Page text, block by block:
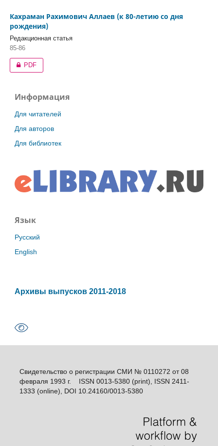
Кахраман Рахимович Аллаев (к 80-летию со дня
рождения)
Редакционная статья
85-86
PDF
Информация
Для читателей
Для авторов
Для библиотек
Язык
Русский
English
Архивы выпусков 2011-2018
Свидетельство о регистрации СМИ № 0110272 от 08
февраля 1993 г. ISSN 0013-5380 (print), ISSN 2411-
1333 (online), DOI 10.24160/0013-5380